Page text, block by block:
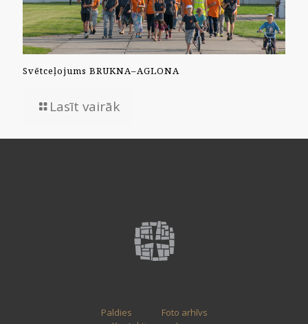
Svētceļojums BRUKNA–AGLONA
Lasīt vairāk
Paldies
Foto arhīvs